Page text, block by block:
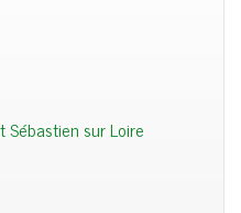
sur Loire